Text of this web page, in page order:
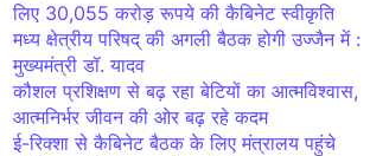
लिए 30,055 करोड़ रूपये की कैबिनेट स्वीकृति
मध्य क्षेत्रीय परिषद् की अगली बैठक होगी उज्जैन में :
मुख्यमंत्री डॉ. यादव
कौशल प्रशिक्षण से बढ़ रहा बेटियों का आत्मविश्वास,
आत्मनिर्भर जीवन की ओर बढ़ रहे कदम
ई-रिक्शा से कैबिनेट बैठक के लिए मंत्रालय पहुंचे